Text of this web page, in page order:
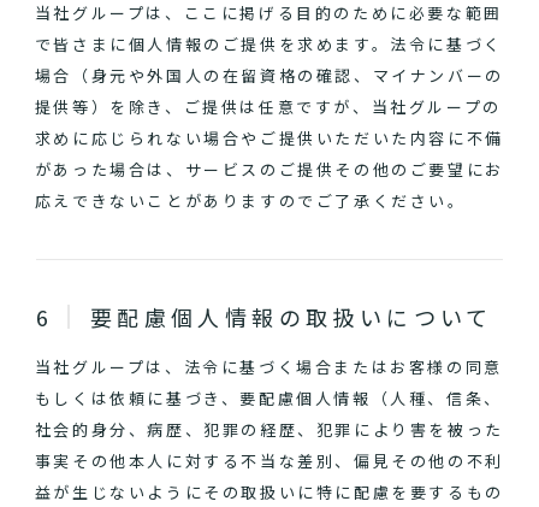
当社グループは、ここに掲げる目的のために必要な範囲
で皆さまに個人情報のご提供を求めます。法令に基づく
場合（身元や外国人の在留資格の確認、マイナンバーの
提供等）を除き、ご提供は任意ですが、当社グループの
求めに応じられない場合やご提供いただいた内容に不備
があった場合は、サービスのご提供その他のご要望にお
応えできないことがありますのでご了承ください。
要配慮個人情報の取扱いについて
当社グループは、法令に基づく場合またはお客様の同意
もしくは依頼に基づき、要配慮個人情報（人種、信条、
社会的身分、病歴、犯罪の経歴、犯罪により害を被った
事実その他本人に対する不当な差別、偏見その他の不利
益が生じないようにその取扱いに特に配慮を要するもの